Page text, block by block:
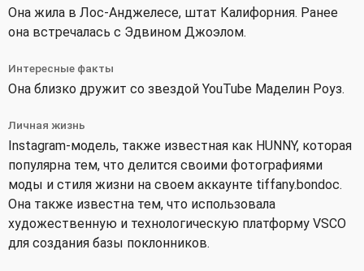
Она жила в Лос-Анджелесе, штат Калифорния. Ранее
она встречалась с Эдвином Джоэлом.
Интересные факты
Она близко дружит со звездой YouTube Маделин Роуз.
Личная жизнь
Instagram-модель, также известная как HUNNY, которая
популярна тем, что делится своими фотографиями
моды и стиля жизни на своем аккаунте tiffany.bondoc.
Она также известна тем, что использовала
художественную и технологическую платформу VSCO
для создания базы поклонников.